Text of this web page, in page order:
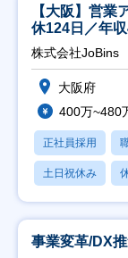
【大阪】営業
休124日／年
株式会社JoBins
大阪府
400万~480
正社員採用
土日祝休み
事業変革/DX